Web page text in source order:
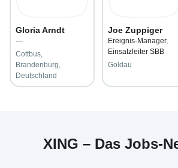
Gloria Arndt
---
Cottbus,
Brandenburg,
Deutschland
Joe Zuppiger
Ereignis-Manager,
Einsatzleiter SBB
Goldau
XING – Das Jobs-